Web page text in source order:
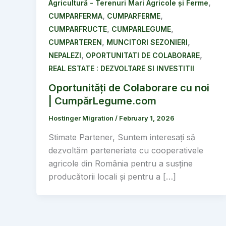
Agricultură - Terenuri Mari Agricole și Ferme,
CUMPARFERMA, CUMPARFERME,
CUMPARFRUCTE, CUMPARLEGUME,
CUMPARTEREN, MUNCITORI SEZONIERI,
NEPALEZI, OPORTUNITATI DE COLABORARE,
REAL ESTATE : DEZVOLTARE SI INVESTITII
Oportunități de Colaborare cu noi
| CumpărLegume.com
Hostinger Migration / February 1, 2026
Stimate Partener, Suntem interesați să
dezvoltăm parteneriate cu cooperativele
agricole din România pentru a susține
producătorii locali și pentru a […]